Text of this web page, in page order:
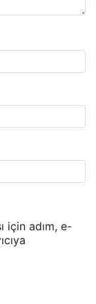
için adım, e-